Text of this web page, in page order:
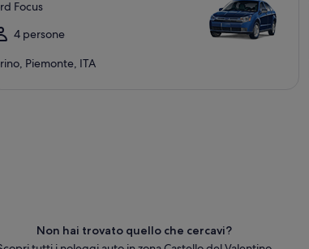
Focus
4 persone
Piemonte, ITA
Non hai trovato quello che cercavi?